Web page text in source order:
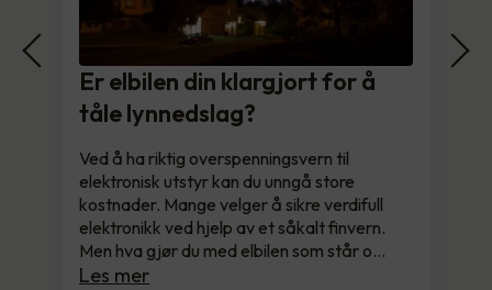
Er elbilen din klargjort for å
tåle lynnedslag?
Ved å ha riktig overspenningsvern til
elektronisk utstyr kan du unngå store
kostnader. Mange velger å sikre verdifull
elektronikk ved hjelp av et såkalt finvern.
Men hva gjør du med elbilen som står o…
Les mer